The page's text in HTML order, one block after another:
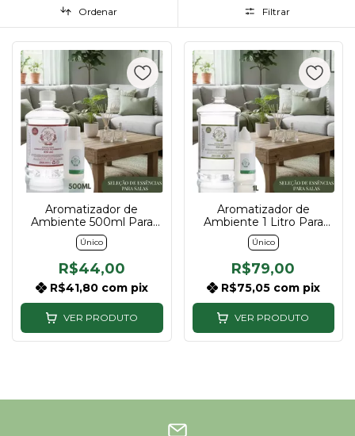
Ordenar Filtrar
Aromatizador de
Ambiente 500ml Para
Sala | Descubra sua
essência
Único
R$44,00
R$41,80 com pix
VER PRODUTO
Aromatizador de
Ambiente 1 Litro Para
Sala | Descubra sua
essência
Único
R$79,00
R$75,05 com pix
VER PRODUTO